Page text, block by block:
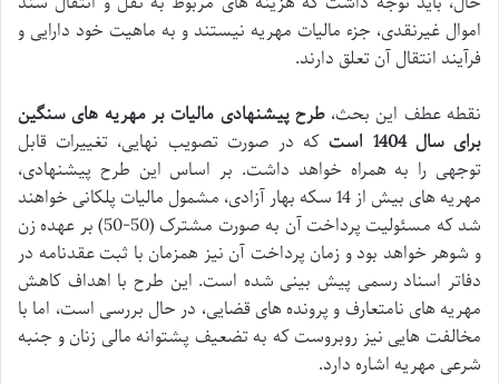
اموال غیرنقدی، جزء مالیات مهریه نیستند و به ماهیت خود دارایی و
فرآیند انتقال آن تعلق دارند.
نقطه عطف این بحث،طرح پیشنهادی مالیات بر مهریه های سنگین
برای سال 1404 است
که در صورت تصویب نهایی، تغییرات قابل
توجهی را به همراه خواهد داشت. بر اساس این طرح پیشنهادی،
مهریه های بیش از 14 سکه بهار آزادی، مشمول مالیات پلکانی خواهند
شد که مسئولیت پرداخت آن به صورت مشترک (50-50) بر عهده زن
و شوهر خواهد بود و زمان پرداخت آن نیز همزمان با ثبت عقدنامه در
دفاتر اسناد رسمی پیش بینی شده است. این طرح با اهداف کاهش
مهریه های نامتعارف و پرونده های قضایی، در حال بررسی است، اما با
مخالفت هایی نیز روبروست که به تضعیف پشتوانه مالی زنان و جنبه
شرعی مهریه اشاره دارد.